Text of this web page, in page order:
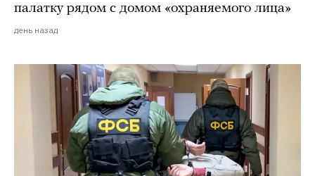
палатку рядом с домом «охраняемого лица»
день назад